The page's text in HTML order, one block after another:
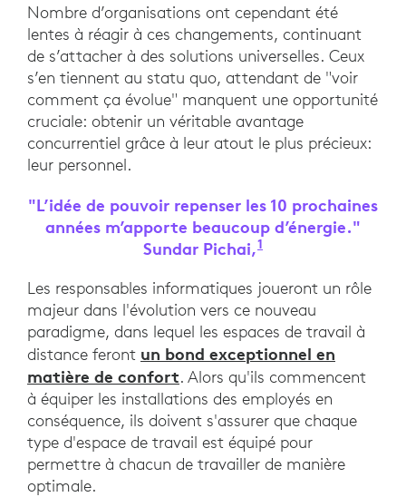
Nombre d’organisations ont cependant été
lentes à réagir à ces changements, continuant
de s’attacher à des solutions universelles. Ceux
s’en tiennent au statu quo, attendant de "voir
comment ça évolue" manquent une opportunité
cruciale: obtenir un véritable avantage
concurrentiel grâce à leur atout le plus précieux:
leur personnel.
"L’idée de pouvoir repenser les 10 prochaines
années m’apporte beaucoup d’énergie."
Sundar Pichai,1
Les responsables informatiques joueront un rôle
majeur dans l'évolution vers ce nouveau
paradigme, dans lequel les espaces de travail à
distance feront un bond exceptionnel en
matière de confort. Alors qu'ils commencent
à équiper les installations des employés en
conséquence, ils doivent s'assurer que chaque
type d'espace de travail est équipé pour
permettre à chacun de travailler de manière
optimale.